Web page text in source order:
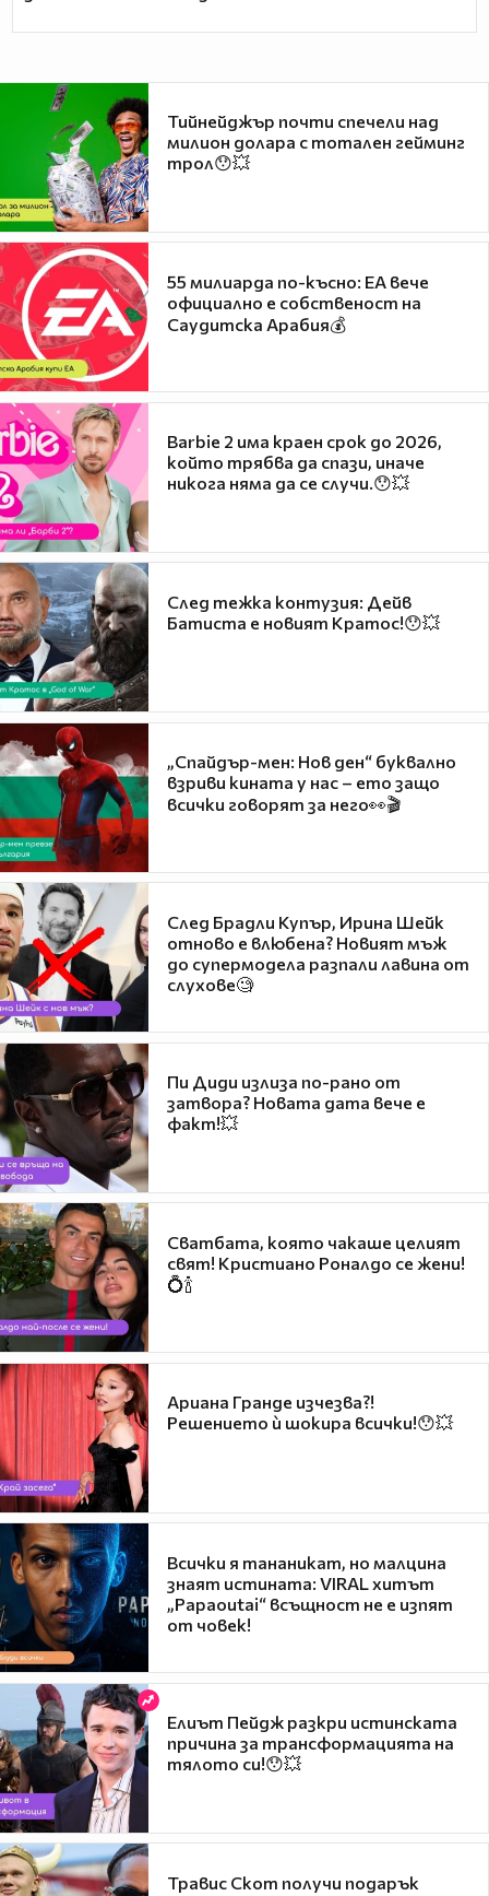
Тийнейджър почти спечели над
милион долара с тотален гейминг
трол😯💥
55 милиарда по-късно: EA вече
официално е собственост на
Саудитска Арабия💰
Barbie 2 има краен срок до 2026,
който трябва да спази, иначе
никога няма да се случи.😯💥
След тежка контузия: Дейв
Батиста е новият Кратос!😯💥
„Спайдър-мен: Нов ден“ буквално
взриви кината у нас – ето защо
всички говорят за него👀🎬
След Брадли Купър, Ирина Шейк
отново е влюбена? Новият мъж
до супермодела разпали лавина от
слухове🧐
Пи Диди излиза по-рано от
затвора? Новата дата вече е
факт!💥
Сватбата, която чакаше целият
свят! Кристиано Роналдо се жени!
💍🍾
Ариана Гранде изчезва?!
Решението ѝ шокира всички!😯💥
Всички я тананикат, но малцина
знаят истината: VIRAL хитът
„Papaoutai“ всъщност не е изпят
от човек!
Елиът Пейдж разкри истинската
причина за трансформацията на
тялото си!😯💥
Травис Скот получи подарък